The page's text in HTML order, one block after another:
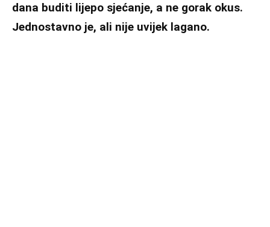
dana buditi lijepo sjećanje, a ne gorak okus.
Jednostavno je, ali nije uvijek lagano.